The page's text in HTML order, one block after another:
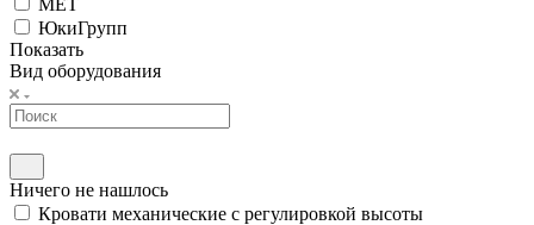
ЮкиГрупп
Показать
Вид оборудования
Ничего не нашлось
Кровати механические с регулировкой высоты